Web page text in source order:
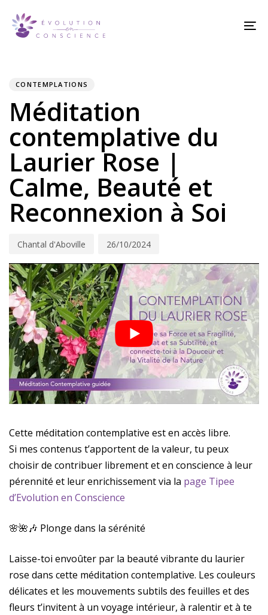
links to
content
CONTEMPLATIONS
Méditation
contemplative du
Laurier Rose |
Calme, Beauté et
Reconnexion à Soi
Chantal d'Aboville 26/10/2024
Cette méditation contemplative est en accès libre.
Si mes contenus t’apportent de la valeur, tu peux
choisir de contribuer librement et en conscience à leur
pérennité et leur enrichissement via la page Tipee
d’Evolution en Conscience
🌸🌺🎶 Plonge dans la sérénité
Laisse-toi envoûter par la beauté vibrante du laurier
rose dans cette méditation contemplative. Les couleurs
délicates et les mouvements subtils des feuilles et des
fleurs t’invitent à un voyage intérieur, à ralentir et à te